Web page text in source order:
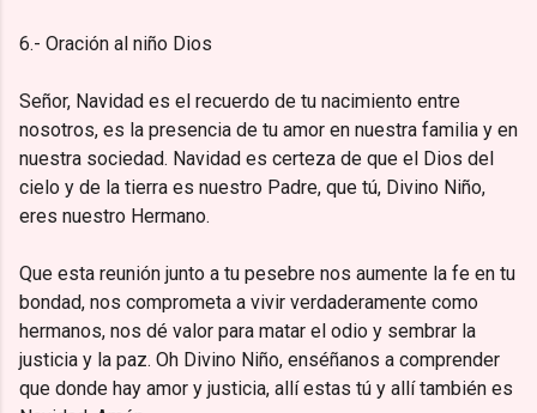
6.- Oración al niño Dios
Señor, Navidad es el recuerdo de tu nacimiento entre
nosotros, es la presencia de tu amor en nuestra familia y en
nuestra sociedad. Navidad es certeza de que el Dios del
cielo y de la tierra es nuestro Padre, que tú, Divino Niño,
eres nuestro Hermano.
Que esta reunión junto a tu pesebre nos aumente la fe en tu
bondad, nos comprometa a vivir verdaderamente como
hermanos, nos dé valor para matar el odio y sembrar la
justicia y la paz. Oh Divino Niño, enséñanos a comprender
que donde hay amor y justicia, allí estas tú y allí también es